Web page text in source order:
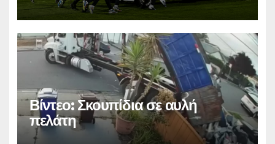
Βίντεο: Σκουπίδια σε αυλή
πελάτη